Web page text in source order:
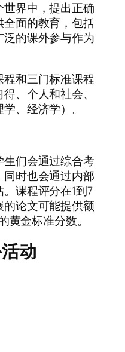
界中，提出正确
面的教育，包括
的课外参与作为
和三门标准课程
、个人和社会、
、经济学）。
们会通过综合考
时也会通过内部
课程评分在1到7
论文可能提供额
黄金标准分数。
动